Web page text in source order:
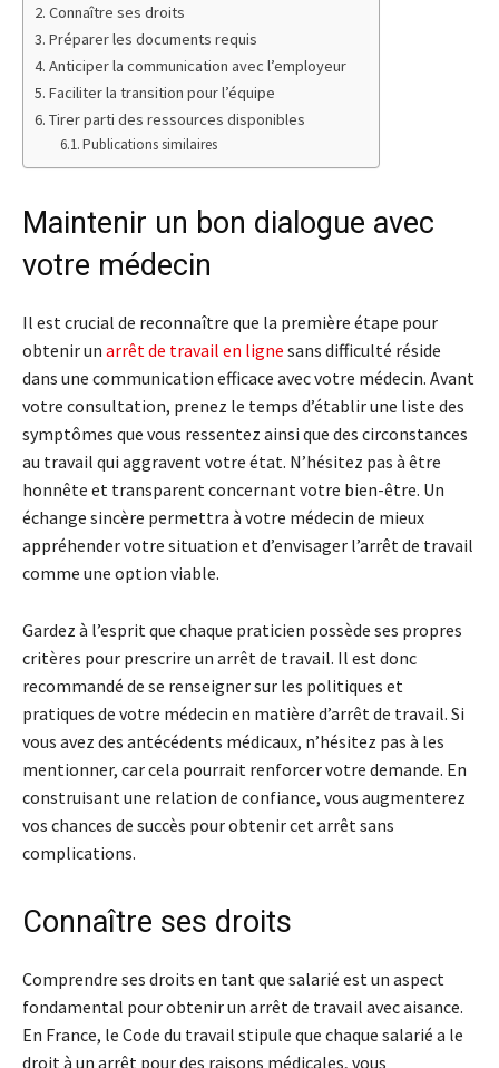
Connaître ses droits
Préparer les documents requis
Anticiper la communication avec l’employeur
Faciliter la transition pour l’équipe
Tirer parti des ressources disponibles
Publications similaires
Maintenir un bon dialogue avec
votre médecin
Il est crucial de reconnaître que la première étape pour
obtenir un arrêt de travail en ligne sans difficulté réside
dans une communication efficace avec votre médecin. Avant
votre consultation, prenez le temps d’établir une liste des
symptômes que vous ressentez ainsi que des circonstances
au travail qui aggravent votre état. N’hésitez pas à être
honnête et transparent concernant votre bien-être. Un
échange sincère permettra à votre médecin de mieux
appréhender votre situation et d’envisager l’arrêt de travail
comme une option viable.
Gardez à l’esprit que chaque praticien possède ses propres
critères pour prescrire un arrêt de travail. Il est donc
recommandé de se renseigner sur les politiques et
pratiques de votre médecin en matière d’arrêt de travail. Si
vous avez des antécédents médicaux, n’hésitez pas à les
mentionner, car cela pourrait renforcer votre demande. En
construisant une relation de confiance, vous augmenterez
vos chances de succès pour obtenir cet arrêt sans
complications.
Connaître ses droits
Comprendre ses droits en tant que salarié est un aspect
fondamental pour obtenir un arrêt de travail avec aisance.
En France, le Code du travail stipule que chaque salarié a le
droit à un arrêt pour des raisons médicales, vous